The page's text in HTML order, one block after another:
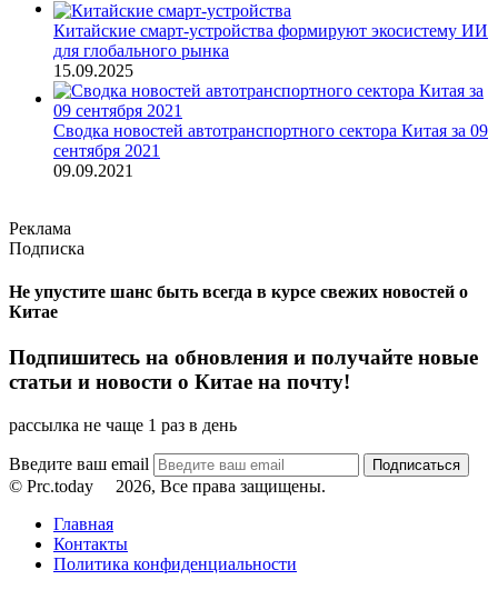
Китайские смарт-устройства формируют экосистему ИИ
для глобального рынка
15.09.2025
Сводка новостей автотранспортного сектора Китая за 09
сентября 2021
09.09.2021
Реклама
Подписка
Не упустите шанс быть всегда в курсе свежих новостей о
Китае
Подпишитесь на обновления и получайте новые
статьи и новости о Китае на почту!
рассылка не чаще 1 раз в день
Введите ваш email
© Prc.today
2026, Все права защищены.
Главная
Контакты
Политика конфиденциальности